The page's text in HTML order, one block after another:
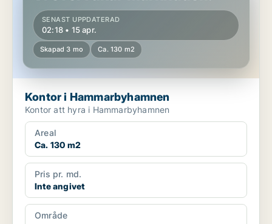
SENAST UPPDATERAD
02:18 • 15 apr.
Skapad 3 mo Ca. 130 m2
Kontor i Hammarbyhamnen
Kontor att hyra i Hammarbyhamnen
Areal
Ca. 130 m2
Pris pr. md.
Inte angivet
Område